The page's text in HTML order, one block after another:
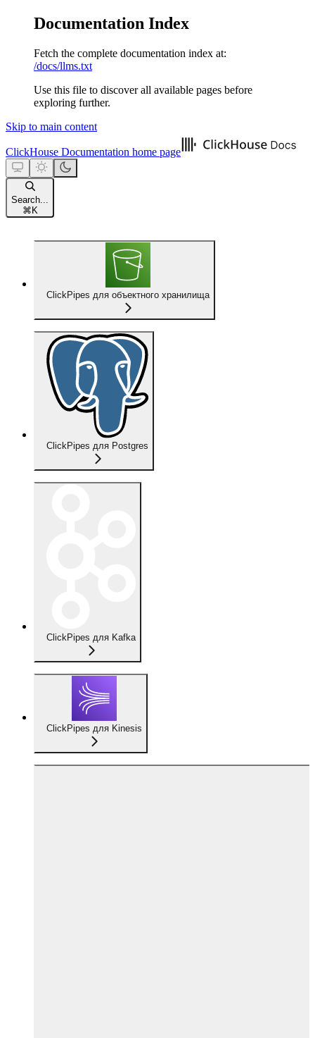
Documentation Index
Fetch the complete documentation index at:
/docs/llms.txt
Use this file to discover all available pages before
exploring further.
Skip to main content
ClickHouse Documentation home page
Search...
⌘ K
ClickPipes для объектного хранилища
ClickPipes для Postgres
ClickPipes для Kafka
ClickPipes для Kinesis